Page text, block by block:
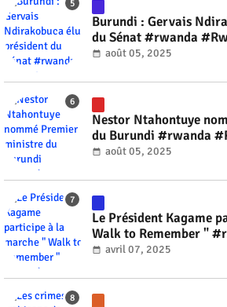
Burundi : Gervais
du Sénat #rwanda
août 05, 2025
Nestor Ntahontuye
du Burundi #rwanda
août 05, 2025
Le Président Kagame
Walk to Remember "
avril 07, 2025